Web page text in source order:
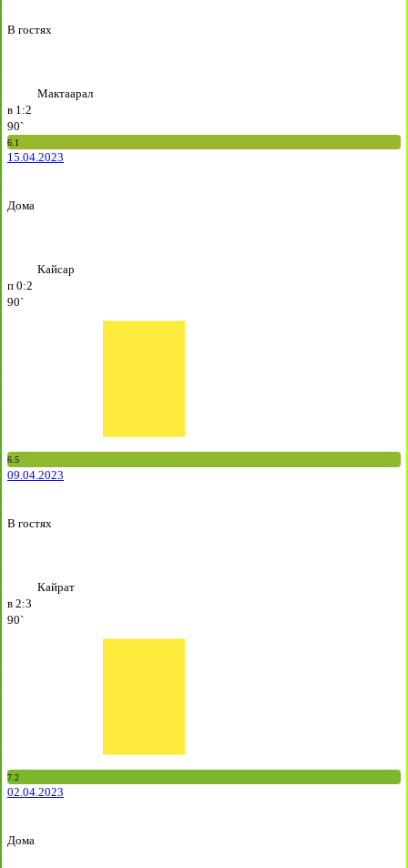
В гостях
Мактаарал
в 1:2
90`
6.1
15.04.2023
Дома
Кайсар
п 0:2
90`
6.5
09.04.2023
В гостях
Кайрат
в 2:3
90`
7.2
02.04.2023
Дома